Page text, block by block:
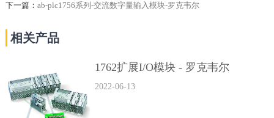
下一篇： ab-plc1756系列-交流数字量输入模块-罗克韦尔
相关产品
1762扩展I/O模块 - 罗克韦尔
2022-06-13